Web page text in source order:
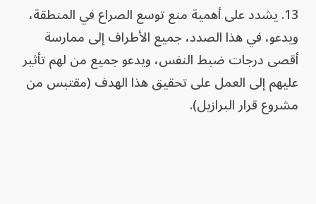
13. يشدد على أهمية منع توسع الصراع في المنطقة،
ويدعو، في هذا الصدد، جميع الأطراف إلى ممارسة
أقصى درجات ضبط النفس، ويدعو جميع من لهم تأثير
عليهم إلى العمل على تحقيق هذا الهدف (مقتبس من
مشروع قرار البرازيل).